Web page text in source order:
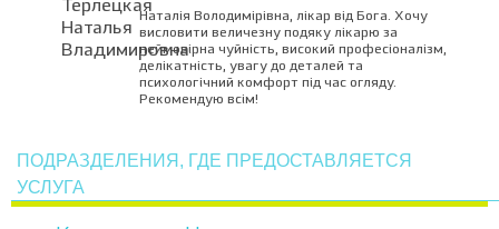
Наталія Володимірівна, лікар від Бога. Хочу
висловити величезну подяку лікарю за
неймовірна чуйність, високий професіоналізм,
делікатність, увагу до деталей та
психологічний комфорт під час огляду.
Рекомендую всім!
ПОДРАЗДЕЛЕНИЯ, ГДЕ ПРЕДОСТАВЛЯЕТСЯ
УСЛУГА